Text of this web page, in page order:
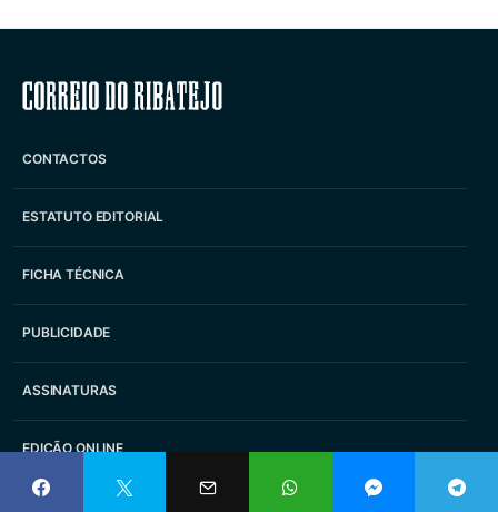
Correio do Ribatejo
CONTACTOS
ESTATUTO EDITORIAL
FICHA TÉCNICA
PUBLICIDADE
ASSINATURAS
EDIÇÃO ONLINE